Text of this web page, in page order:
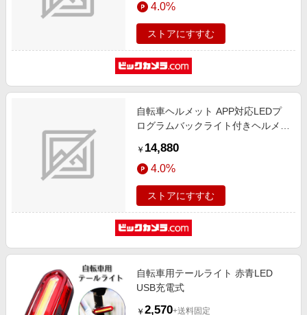
4.0%
ストアにすすむ
自転車ヘルメット APP対応LEDプ
ログラムバックライト付きヘルメッ
￥ 14,880
4.0%
ストアにすすむ
自転車用テールライト 赤青LED
USB充電式
￥ 2,570+送料固定